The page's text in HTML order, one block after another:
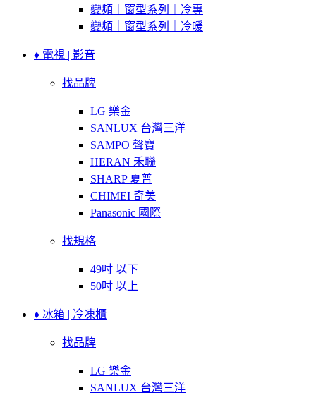
變頻｜窗型系列｜冷專
變頻｜窗型系列｜冷暖
♦ 電視 | 影音
找品牌
LG 樂金
SANLUX 台灣三洋
SAMPO 聲寶
HERAN 禾聯
SHARP 夏普
CHIMEI 奇美
Panasonic 國際
找規格
49吋 以下
50吋 以上
♦ 冰箱 | 冷凍櫃
找品牌
LG 樂金
SANLUX 台灣三洋